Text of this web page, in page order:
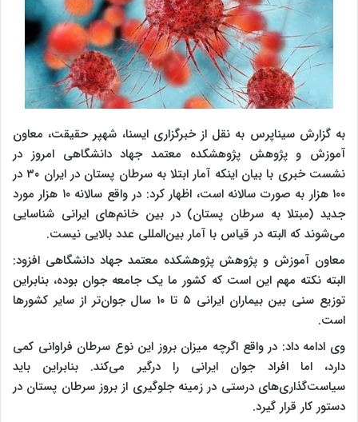
به گزارش سیناپرس به نقل از خبرگزاری ایسنا، شهپر حقیقت، معاون
آموزش و پژوهش پژوهشکده معتمد جهاد دانشگاهی امروز در
نشست خبری با بیان اینکه آمار ابتلا به سرطان پستان در ایران ۳۰ در
۱۰۰ هزار به صورت سالانه است، اظهار کرد: در واقع سالانه ۱۰ هزار مورد
جدید (مبتلا به سرطان پستان) در بین خانم‌های ایرانی شناسایی
می‌شوند که البته در قیاس با آمار بین‌المللی عدد بالایی نیست.
معاون آموزش و پژوهش پژوهشکده معتمد جهاد دانشگاهی افزود:
البته نکته مهم این است که کشور ما یک جامعه جوان بوده، بنابراین
توزیع سنی بین بیماران ایرانی ۵ تا ۱۰ سال جوان‌تر از سایر کشورها
است.
وی ادامه داد: در واقع اگرچه میزان بروز این نوع سرطان فراوانی کمی
دارد، اما افراد جوان ایرانی را درگیر می‌کند. بنابراین باید
سیاست‌گذاری‌های درستی در زمینه جلوگیری از بروز سرطان پستان در
دستور کار قرار گیرد.